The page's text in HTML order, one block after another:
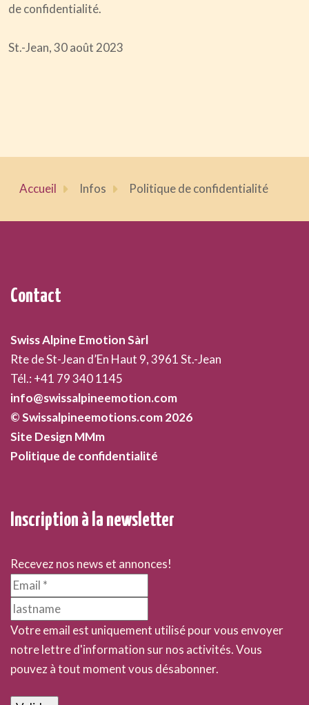
de confidentialité.
St.-Jean, 30 août 2023
Accueil Infos Politique de confidentialité
Contact
Swiss Alpine Emotion Sàrl
Rte de St-Jean d’En Haut 9, 3961 St.-Jean
Tél.: +41 79 340 1145
info@swissalpineemotion.com
© Swissalpineemotions.com 2026
Site Design MMm
Politique de confidentialité
Inscription à la newsletter
Recevez nos news et annonces!
Votre email est uniquement utilisé pour vous envoyer
notre lettre d'information sur nos activités. Vous
pouvez à tout moment vous désabonner.